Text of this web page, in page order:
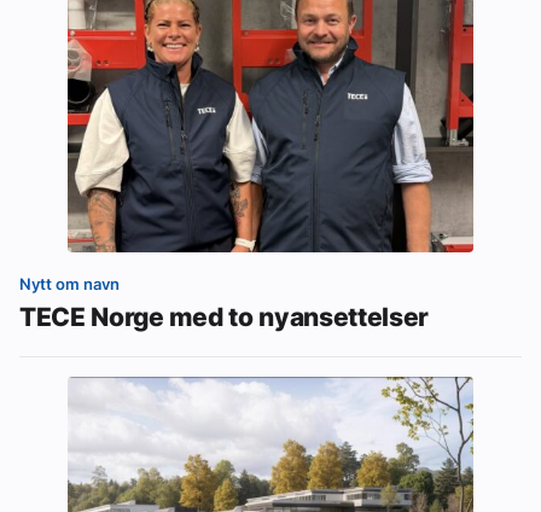
Nytt om navn
TECE Norge med to nyansettelser